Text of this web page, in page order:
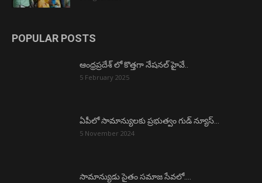
POPULAR POSTS
ఆంధ్రప్రదేశ్ లో కొత్తగా నేషనల్ హైవే..
5 February 2025
ఏపీలో సామాన్యులకు ప్రభుత్వం గుడ్ న్యూస్…
5 November 2024
సామాన్యుడు సైతం సమాజ సేవలో….